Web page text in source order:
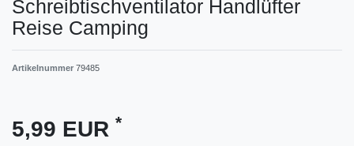
Schreibtischventilator Handlüfter
Reise Camping
Artikelnummer 79485
5,99 EUR *